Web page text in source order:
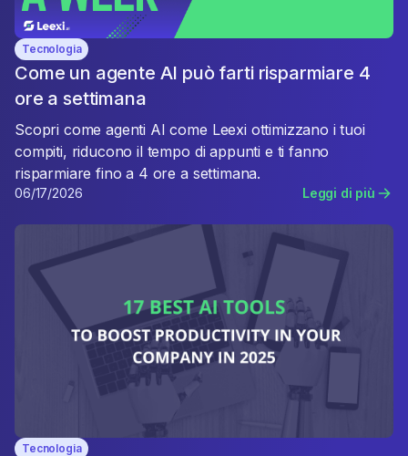
Tecnologia
Come un agente AI può farti risparmiare 4
ore a settimana
Scopri come agenti AI come Leexi ottimizzano i tuoi
compiti, riducono il tempo di appunti e ti fanno
risparmiare fino a 4 ore a settimana.
06/17/2026 Leggi di più
Tecnologia